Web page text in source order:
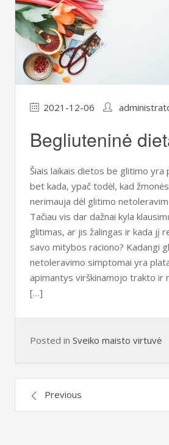
2021-12-06
Begliuteninė
Šiais laikais dietos be glitimo yra
bet kada, ypač todėl, kad
nerimauja dėl glitimo
Tačiau vis dar dažnai kyla
glitimas, ar jis žalingas ir kada jį
savo mitybos raciono? Kadangi
netoleravimo simptomai yra
apimantys virškinamojo trakto ir
[…]
Posted in Sveiko maisto virtuvė
PostsPrevious